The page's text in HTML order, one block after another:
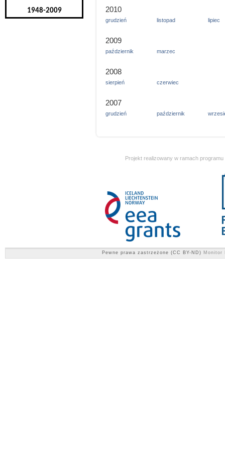
1948-2009
2010
grudzień listopad lipiec
2009
październik marzec
2008
sierpień czerwiec
2007
grudzień październik
Projekt realizowany w ramach
Pewne prawa zastrzeżone (CC BY-ND) Monitor